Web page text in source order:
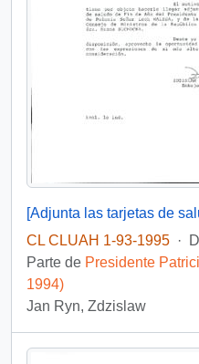
CL CLUAH 1-93-1995 ·
Parte de Presidente
1994)
Jan Ryn, Zdzislaw